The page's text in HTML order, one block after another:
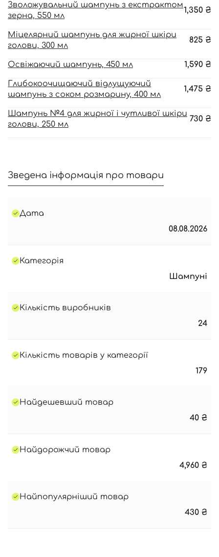
Зволожувальний шампунь з екстрактом
зерна, 550 мл
1,350 ₴
Міцелярний шампунь для жирної шкіри
голови, 300 мл
825 ₴
Освіжаючий шампунь, 450 мл 1,590 ₴
Глибокоочищаючий відлущуючий
шампунь з соком розмарину, 400 мл
1,475 ₴
Шампунь №4 для жирної і чутливої шкіри
голови, 250 мл
730 ₴
Зведена інформація про товари
Дата
08.08.2026
Категорія
Шампуні
Кількість виробників
24
Кількість товарів у категорії
179
Найдешевший товар
40 ₴
Найдорожчий товар
4,960 ₴
Найпопулярніший товар
430 ₴